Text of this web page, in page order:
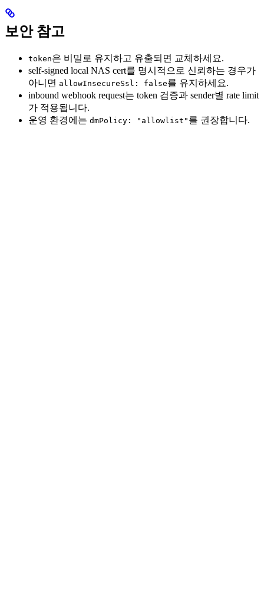
보안 참고
token은 비밀로 유지하고 유출되면 교체하세요.
self-signed local NAS cert를 명시적으로 신뢰하는 경우가
아니면 allowInsecureSsl: false를 유지하세요.
inbound webhook request는 token 검증과 sender별 rate limit
가 적용됩니다.
운영 환경에는 dmPolicy: "allowlist" 를 권장합니다.